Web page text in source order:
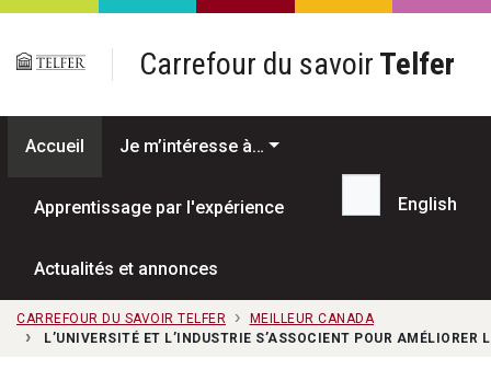
Passer au contenu principal
Carrefour du savoir Telfer
Accueil Je m’intéresse à…
Apprentissage par l'expérience
Actualités et annonces
Recherche...
English
CARREFOUR DU SAVOIR TELFER
MEILLEUR CANADA
L’UNIVERSITÉ ET L’INDUSTRIE S’ASSOCIENT POUR